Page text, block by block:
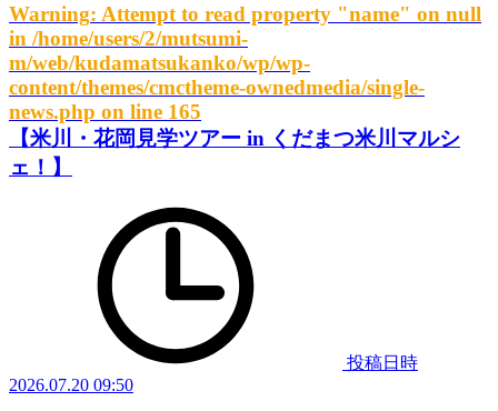
Warning: Attempt to read property "name" on null
in /home/users/2/mutsumi-
m/web/kudamatsukanko/wp/wp-
content/themes/cmctheme-ownedmedia/single-
news.php on line 165
【米川・花岡見学ツアー in くだまつ米川マルシ
ェ！】
投稿日時
2026.07.20 09:50